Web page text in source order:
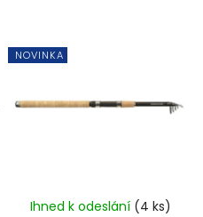
NOVINKA
Ihned k odeslání (4 ks)